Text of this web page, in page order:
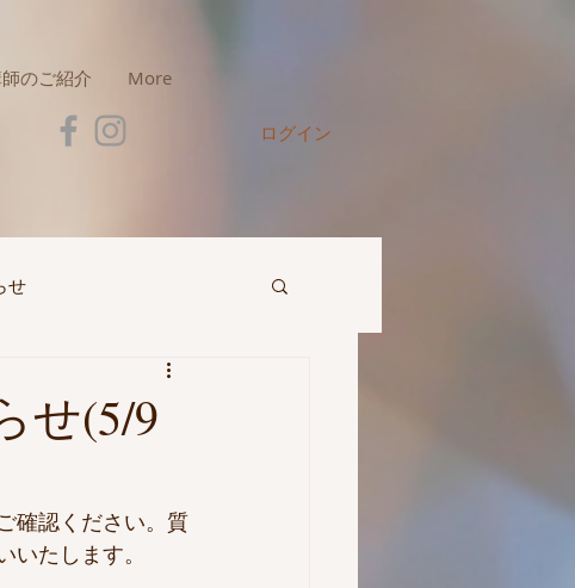
のご紹介 More
ログイン
せ
せ(5/9
確認ください。質
たします。